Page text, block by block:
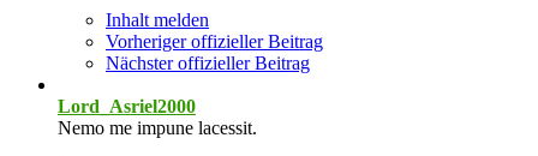
Inhalt melden
Vorheriger offizieller Beitrag
Nächster offizieller Beitrag
Lord_Asriel2000
Nemo me impune lacessit.